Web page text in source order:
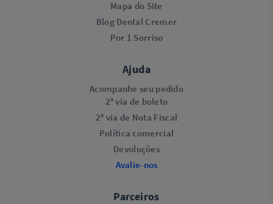
Mapa do Site
Blog Dental Cremer
Por 1 Sorriso
Ajuda
Acompanhe seu pedido
2ª via de boleto
2ª via de Nota Fiscal
Política comercial
Devoluções
Avalie-nos
Parceiros